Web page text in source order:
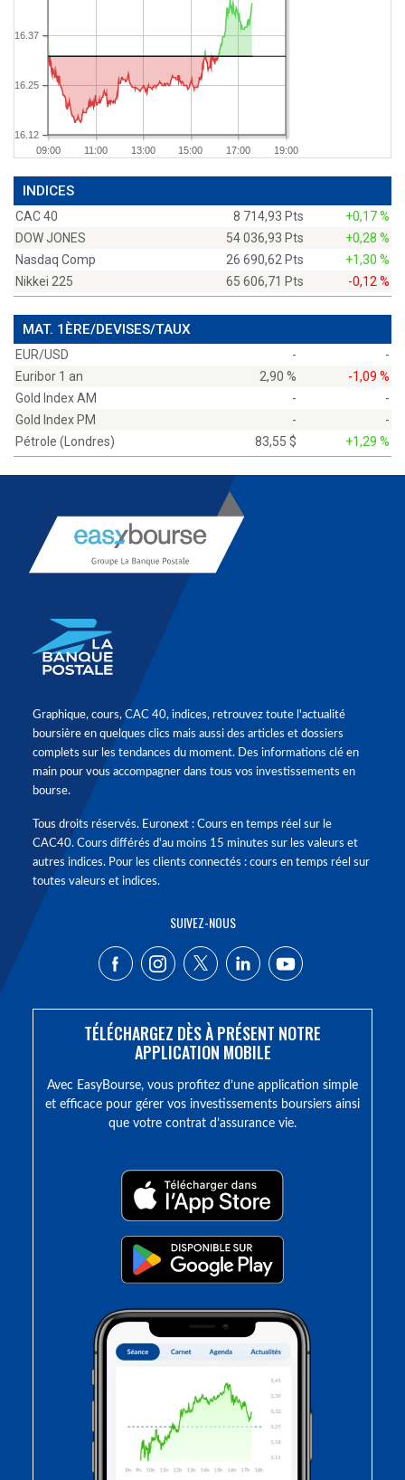
09:00 11:00 13:00 15:00 17:00 19:00
16.12
16.25
16.37
INDICES
CAC 40 8 714,93 Pts
+0,17 %
DOW JONES
54 036,93 Pts
+0,28 %
Nasdaq Comp
26 690,62 Pts
+1,30 %
Nikkei 225
65 606,71 Pts -0,12 %
MAT. 1ÈRE/DEVISES/TAUX
EUR/USD -
-
Euribor 1 an
2,90 %
-1,09 %
Gold Index AM
-
-
Gold Index PM
-
-
Pétrole (Londres)
83,55 $ +1,29 %
Graphique, cours, CAC 40, indices, retrouvez toute l'actualité
boursière en quelques clics mais aussi des articles et dossiers
complets sur les tendances du moment. Des informations clé en
main pour vous accompagner dans tous vos investissements en
bourse.
Tous droits réservés. Euronext : Cours en temps réel sur le
CAC40. Cours différés d'au moins 15 minutes sur les valeurs et
autres indices. Pour les clients connectés : cours en temps réel sur
toutes valeurs et indices.
SUIVEZ-NOUS
TÉLÉCHARGEZ DÈS À PRÉSENT NOTRE
APPLICATION MOBILE
Avec EasyBourse, vous profitez d’une application simple
et efficace pour gérer vos investissements boursiers ainsi
que votre contrat d’assurance vie.